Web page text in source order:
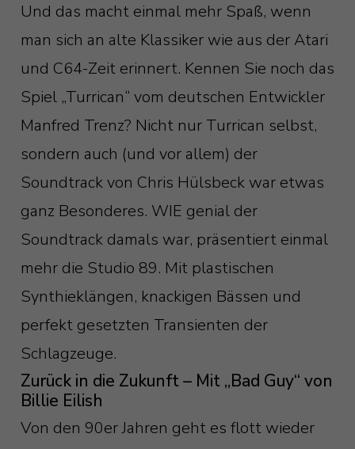
Und das macht einmal mehr Spaß, wenn
man sich an alte Klassiker wie aus der Atari
und C64-Zeit erinnert. Kennen Sie noch das
Spiel „Turrican“ vom deutschen Entwickler
Manfred Trenz? Nicht nur Turrican selbst,
sondern auch (und vor allem) der
Soundtrack von Chris Hülsbeck war etwas
ganz Besonderes. WIE genial der
Soundtrack damals war, präsentiert einmal
mehr die Studio 89. Mit plastischen
Synthieklängen, knackigen Bässen und
perfekt gesetzten Transienten der
Schlagzeuge.
Zurück in die Zukunft – Mit „Bad Guy“ von
Billie Eilish
Von den 90er Jahren geht es flott wieder